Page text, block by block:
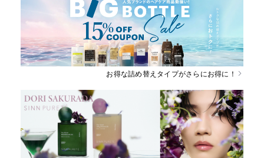
お得な詰め替えタイプがさらにお得に！